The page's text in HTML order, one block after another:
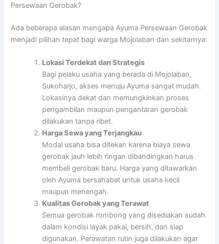
Persewaan Gerobak?
Ada beberapa alasan mengapa Ayuma Persewaan Gerobak
menjadi pilihan tepat bagi warga Mojolaban dan sekitarnya:
Lokasi Terdekat dan Strategis
Bagi pelaku usaha yang berada di Mojolaban,
Sukoharjo, akses menuju Ayuma sangat mudah.
Lokasinya dekat dan memungkinkan proses
pengambilan maupun pengantaran gerobak
dilakukan tanpa ribet.
Harga Sewa yang Terjangkau
Modal usaha bisa ditekan karena biaya sewa
gerobak jauh lebih ringan dibandingkan harus
membeli gerobak baru. Harga yang ditawarkan
oleh Ayuma bersahabat untuk usaha kecil
maupun menengah.
Kualitas Gerobak yang Terawat
Semua gerobak rombong yang disediakan sudah
dalam kondisi layak pakai, bersih, dan siap
digunakan. Perawatan rutin juga dilakukan agar